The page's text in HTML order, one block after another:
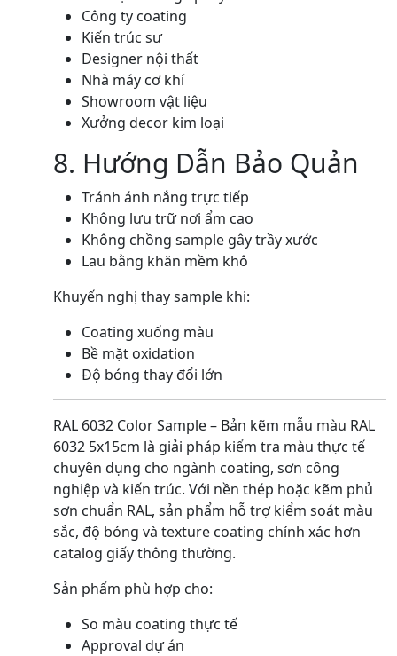
Công ty coating
Kiến trúc sư
Designer nội thất
Nhà máy cơ khí
Showroom vật liệu
Xưởng decor kim loại
8. Hướng Dẫn Bảo Quản
Tránh ánh nắng trực tiếp
Không lưu trữ nơi ẩm cao
Không chồng sample gây trầy xước
Lau bằng khăn mềm khô
Khuyến nghị thay sample khi:
Coating xuống màu
Bề mặt oxidation
Độ bóng thay đổi lớn
RAL 6032 Color Sample – Bản kẽm mẫu màu RAL
6032 5x15cm là giải pháp kiểm tra màu thực tế
chuyên dụng cho ngành coating, sơn công
nghiệp và kiến trúc. Với nền thép hoặc kẽm phủ
sơn chuẩn RAL, sản phẩm hỗ trợ kiểm soát màu
sắc, độ bóng và texture coating chính xác hơn
catalog giấy thông thường.
Sản phẩm phù hợp cho:
So màu coating thực tế
Approval dự án